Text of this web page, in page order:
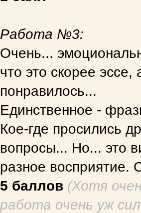
Работа №3:
Очень...
что это скорее
понравилось...
Единственное -
Кое-где просились
вопросы... Но... это
разное восприятие.
5 баллов (Хотя
работа очень уж